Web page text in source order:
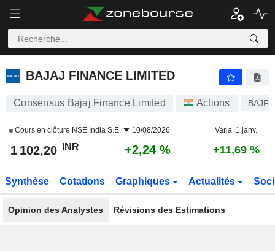
BAJAJ FINANCE LIMITED
BAJAJ FINANCE LIMITED
Consensus Bajaj Finance Limited Actions
Cours en clôture NSE India S.E. 10/08/2026 Varia. 1 janv.
1 102,20 INR +2,24 % +11,69 %
Synthèse Cotations Graphiques Actualités
Opinion des Analystes Révisions des Estimations